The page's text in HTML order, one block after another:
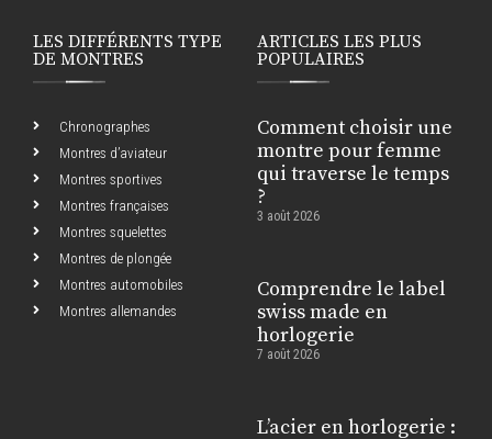
LES DIFFÉRENTS TYPE
DE MONTRES
Chronographes
Montres d’aviateur
Montres sportives
Montres françaises
Montres squelettes
Montres de plongée
Montres automobiles
Montres allemandes
ARTICLES LES PLUS
POPULAIRES
Comment choisir une
montre pour femme
qui traverse le temps
?
3 août 2026
Comprendre le label
swiss made en
horlogerie
7 août 2026
L’acier en horlogerie :